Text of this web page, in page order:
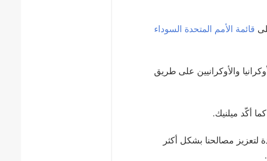
قائمة الأمم المتحدة السوداء
والأوكرانيين على طريق
أكّد ميلنيك.
مصالحنا بشكل أكثر